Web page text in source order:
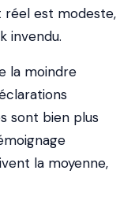
réel est modeste,
invendu.
la moindre
sont bien plus
la moyenne,